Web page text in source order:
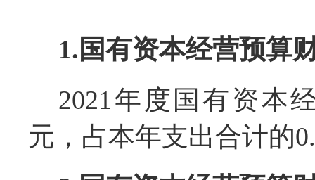
1. 国有资本经营预算
2021年度国有资本
元，占本年支出合计的